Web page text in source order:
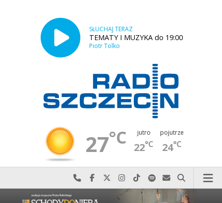
SŁUCHAJ TERAZ
TEMATY I MUZYKA do 19:00
Piotr Tolko
27°C jutro
22°C
pojutrze
24°C
Najlepiej po prostu do nas zadzwoń
Odwiedź nas na Facebook-u
Odwiedź nas na X
Odwiedź nas na Instagram-ie
Odwiedź nas na TikTok-u
Szukaj nas na Spotify
Wyślij do nas
Szukaj